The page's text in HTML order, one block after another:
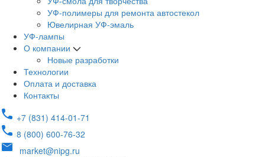
УФ-полимеры для ремонта автостекол
Ювелирная УФ-эмаль
УФ-лампы
О компании
Новые разработки
Технологии
Оплата и доставка
Контакты
+7 (831) 414-01-71
8 (800) 600-76-32
market@nipg.ru